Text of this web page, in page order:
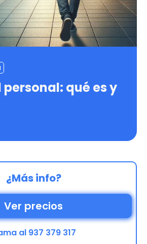
qué es y
¿Más info?
Ver precios
al 937 379 317